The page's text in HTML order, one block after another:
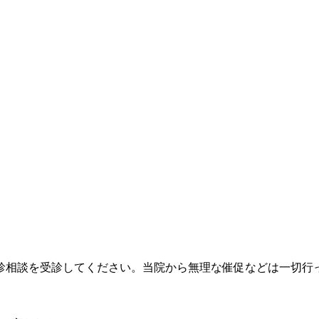
談を受診してください。当院から無理な催促などは一切行